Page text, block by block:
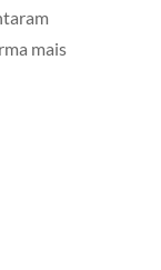
mais